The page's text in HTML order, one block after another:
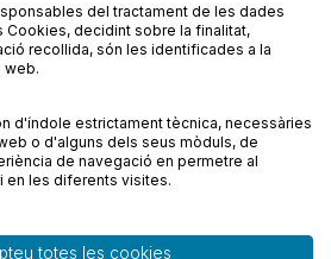
compra
Condicions d’ús
Política de privadesa
FAQs
Contacte
del tractament de les dades
decidint sobre la finalitat,
recollida, són les identificades a la
web.
d'índole estrictament tècnica, necessàries
o d'alguns dels seus mòduls, de
de navegació en permetre al
en les diferents visites.
totes les cookies